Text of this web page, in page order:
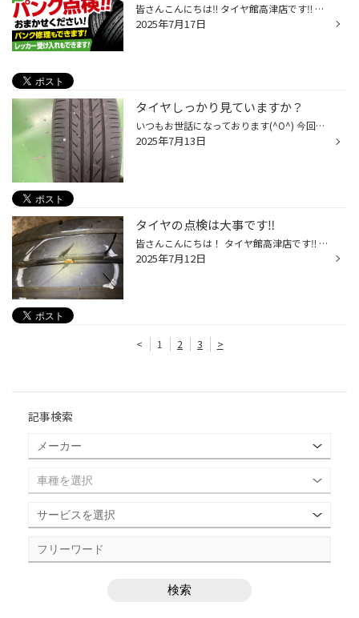
皆さんこんにちは‼ タイヤ館高津店です‼ いつもホームページをご覧いただき 誠にありがとうございます。 もしも、お出かけ先でパンクしてしまった場合。。。 まずは、安全な場所に停車しましょう スペアタイヤ装着車であれば、スペアタイヤに交換しましょう スペアタイヤ装着していない場合や、ご自...
2025年7月17日
タイヤしっかり見ていますか？
いつもお世話になっております(^O^) 今回はいろいろな危険な状態のタイヤを知ってもらい、 今一度お客様にタイヤの重要性を知ってもらいたいと思います！ まずこちらのタイヤは釘が刺さっているタイヤです。 タイヤ点検中に見つけましたが、空気圧に変化がなかったため見落とす可能性がありました。...
2025年7月13日
タイヤの点検は大事です‼
皆さんこんにちは！ タイヤ館高津店です‼ 皆さんお車のタイヤは点検していますか？ 今回はタイヤの空気圧点検でご来店されました。 空気圧を見ていると1本だけ減っていて確認した所、金属が刺さっていました、、、 お客様に説明した所1本交換になりました‼ 当店は無料でタイヤ点検、空気圧点検をし...
2025年7月12日
< 1 2 3 >
記事検索